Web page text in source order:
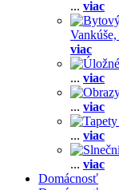
... viac
Vankúše,
viac
... viac
... viac
... viac
... viac
Domácnosť